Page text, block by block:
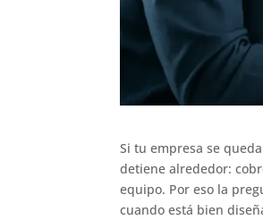
Si tu empresa se
detiene alrededor:
equipo. Por eso la
cuando está bien